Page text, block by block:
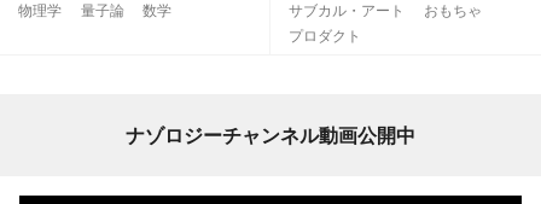
物理学 量子論 数学 サブカル・アート
おもちゃ
プロダクト
ナゾロジーチャンネル動画公開中